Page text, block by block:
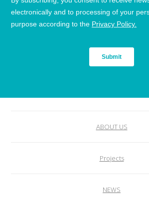
ABOUT US
Projects
NEWS